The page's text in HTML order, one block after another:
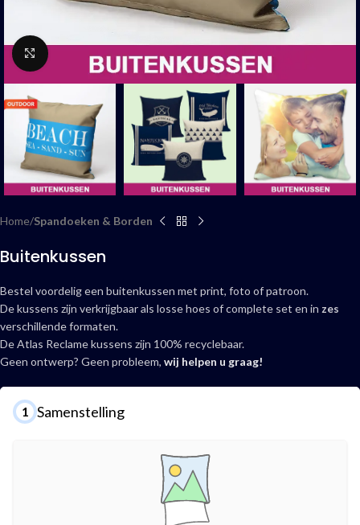
Click to enlarge
Home Spandoeken & Borden
Buitenkussen
Bestel voordelig een buitenkussen met print, foto of patroon.
De kussens zijn verkrijgbaar als losse hoes of complete set en in zes
verschillende formaten.
De Atlas Reclame kussens zijn 100% recyclebaar.
Geen ontwerp? Geen probleem, wij helpen u graag!
1 Samenstelling